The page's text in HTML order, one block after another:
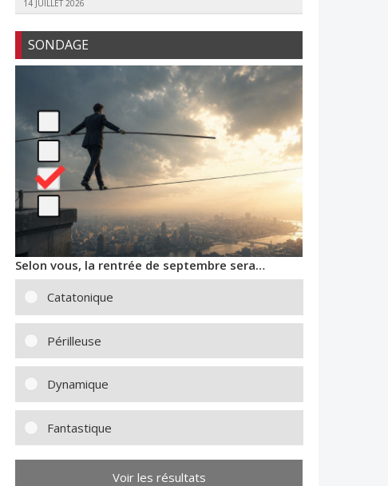
14 JUILLET 2026
SONDAGE
Selon vous, la rentrée de septembre sera…
Catatonique
Périlleuse
Dynamique
Fantastique
Voir les résultats